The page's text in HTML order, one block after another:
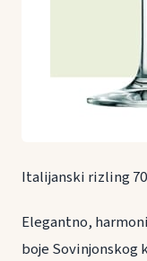
Italijanski rizling
Elegantno,
boje Sovinjonskog